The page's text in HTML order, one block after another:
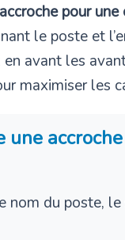
accroche pour une
le poste et
avant les
maximiser les
nom du poste,